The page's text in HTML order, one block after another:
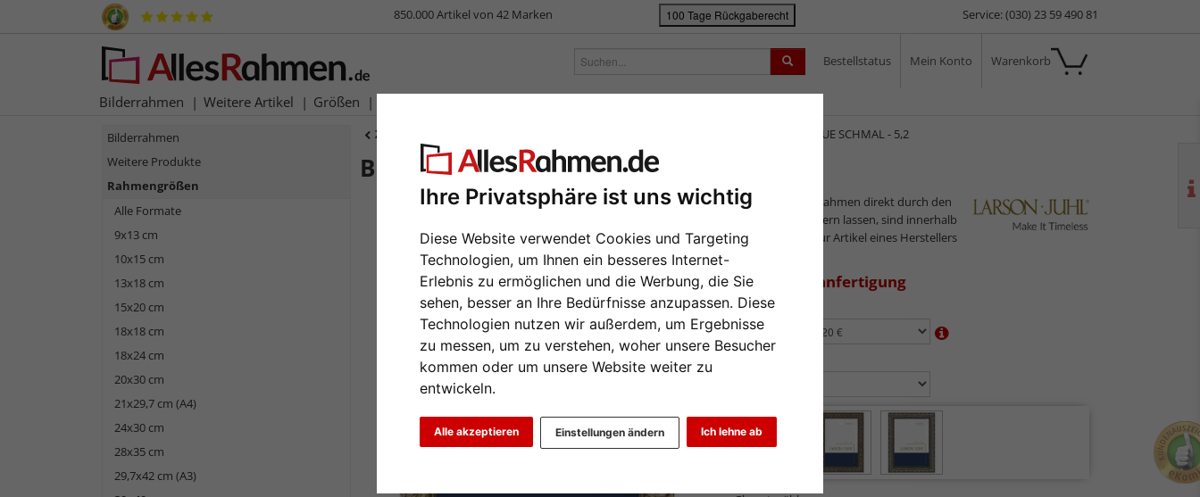
Ihre Privatsphäre ist uns wichtig
Diese Website verwendet Cookies und Targeting
Technologien, um Ihnen ein besseres Internet-
Erlebnis zu ermöglichen und die Werbung, die Sie
sehen, besser an Ihre Bedürfnisse anzupassen. Diese
Technologien nutzen wir außerdem, um Ergebnisse
zu messen, um zu verstehen, woher unsere Besucher
kommen oder um unsere Website weiter zu
entwickeln.
Alle akzeptieren Ich lehne ab
Einstellungen ändern
850.000 Artikel von 42 Marken 100 Tage Rückgaberecht Service: (030) 23 59 490 81
Bestellstatus Mein Konto Warenkorb
Bilderrahmen Weitere Artikel Größen
Zurück Barockrahmen PRAGUE SCHMAL - 5,2
Barockrahmen PRAGUE SCHMAL - 5,2
Da wir die Bilderrahmen direkt durch den
Hersteller ausliefern lassen, sind innerhalb
eines Auftrags nur Artikel eines Herstellers
zur Maßanfertigung
Format wählen:
Bilderrahmen
Weitere Produkte
Rahmengrößen
Alle Formate
9x13 cm
10x15 cm
13x18 cm
15x20 cm
18x18 cm
18x24 cm
20x30 cm
21x29,7 cm (A4)
24x30 cm
28x35 cm
29,7x42 cm (A3)